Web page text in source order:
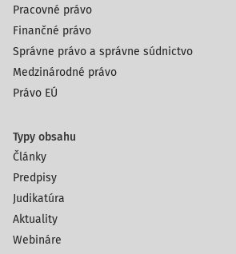
Pracovné právo
Finančné právo
Správne právo a správne súdnictvo
Medzinárodné právo
Právo EÚ
Typy obsahu
Články
Predpisy
Judikatúra
Aktuality
Webináre